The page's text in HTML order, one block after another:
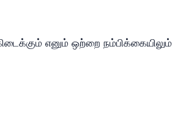
எனும் ஒற்றை நம்பிக்கையிலும்